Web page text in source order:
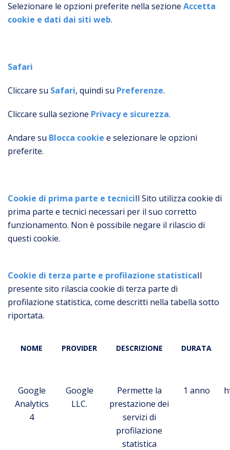
Selezionare le opzioni preferite nella sezione Accetta
cookie e dati dai siti web.
Safari
Cliccare su Safari, quindi su Preferenze.
Cliccare sulla sezione Privacy e sicurezza.
Andare su Blocca cookie e selezionare le opzioni
preferite.
Cookie di prima parte e tecniciIl Sito utilizza cookie di
prima parte e tecnici necessari per il suo corretto
funzionamento. Non è possibile negare il rilascio di
questi cookie.
Cookie di terza parte e profilazione statisticaIl
presente sito rilascia cookie di terza parte di
profilazione statistica, come descritti nella tabella sotto
riportata.
NOME PROVIDER DESCRIZIONE DURATA
Google
Analytics
4
Google
LLC.
Permette la
prestazione dei
servizi di
profilazione
statistica
1 anno